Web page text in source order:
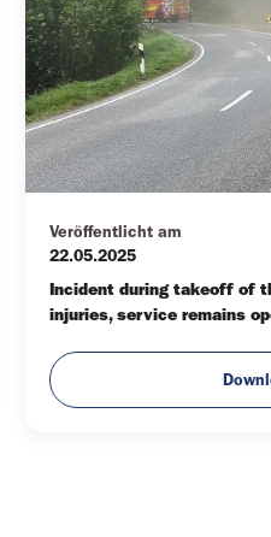
Veröffentlicht am
22.05.2025
Incident during takeoff of
injuries, service remains